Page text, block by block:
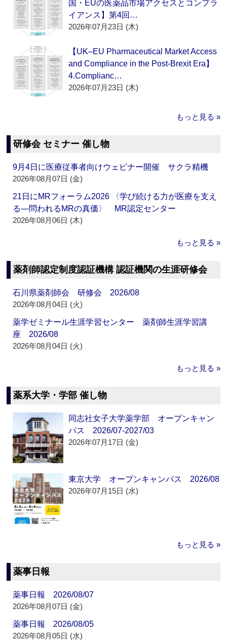
国・EUの医薬品市場アクセスとコンプラ
イアンス】第4回…
2026年07月23日 (木)
【UK–EU Pharmaceutical Market Access
and Compliance in the Post-Brexit Era】
4.Complianc…
2026年07月23日 (木)
もっと見る »
研修会 セミナー 催し物
9月4日に医療従事者向けウェビナー開催 サクラ精機
2026年08月07日 (金)
21日にMRフォーラム2026 〈学び続ける力が医療を支え
る―問われるMRの真価〉 MR認定センター
2026年08月06日 (木)
もっと見る »
薬剤師認定制度認証機構 認証機関の生涯研修会
石川県薬剤師会 研修会 2026/08
2026年08月04日 (火)
薬学ゼミナール生涯学習センター 薬剤師生涯学習講
座 2026/08
2026年08月04日 (火)
もっと見る »
薬系大学・学部 催し物
同志社女子大学薬学部 オープンキャン
パス 2026/07-2027/03
2026年07月17日 (金)
東京大学 オープンキャンパス 2026/08
2026年07月15日 (水)
もっと見る »
薬事日報
薬事日報 2026/08/07
2026年08月07日 (金)
薬事日報 2026/08/05
2026年08月05日 (水)